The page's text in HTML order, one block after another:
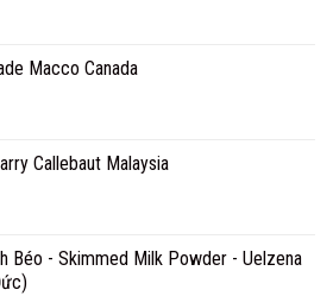
Macco Canada
Callebaut Malaysia
Béo - Skimmed Milk Powder - Uelzena